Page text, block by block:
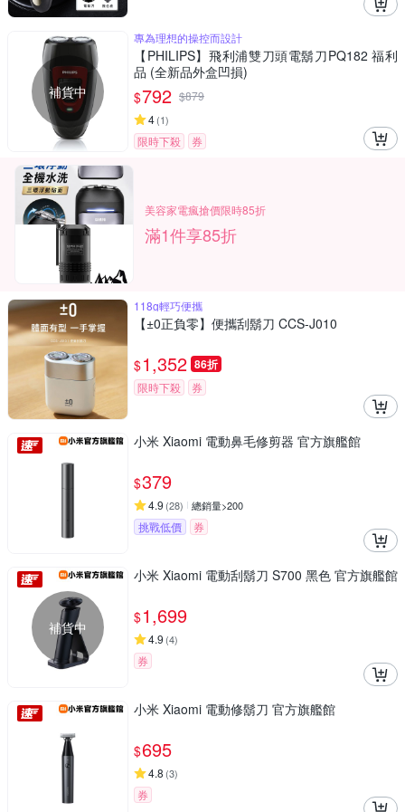
補貨中
專為理想的操控而設計
【PHILIPS】飛利浦雙刀頭電鬍刀PQ182 福利
品 (全新品外盒凹損)
$792 $879
4(1)
限時下殺 券
美容家電瘋搶價限時85折
滿1件享85折
118g輕巧便攜
【±0正負零】便攜刮鬍刀 CCS-J010
$1,352 86折
限時下殺 券
小米 Xiaomi 電動鼻毛修剪器 官方旗艦館
$379
4.9 (28) 總銷量>200
挑戰低價 券
補貨中
小米 Xiaomi 電動刮鬍刀 S700 黑色 官方旗艦館
$1,699
4.9 (4)
券
小米 Xiaomi 電動修鬍刀 官方旗艦館
$695
4.8 (3)
券